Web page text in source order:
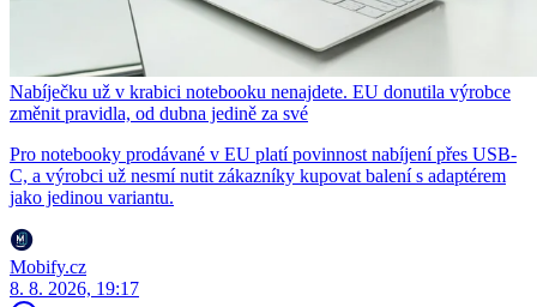
Nabíječku už v krabici notebooku nenajdete. EU donutila výrobce
změnit pravidla, od dubna jedině za své
Pro notebooky prodávané v EU platí povinnost nabíjení přes USB-
C, a výrobci už nesmí nutit zákazníky kupovat balení s adaptérem
jako jedinou variantu.
Mobify.cz
8. 8. 2026, 19:17